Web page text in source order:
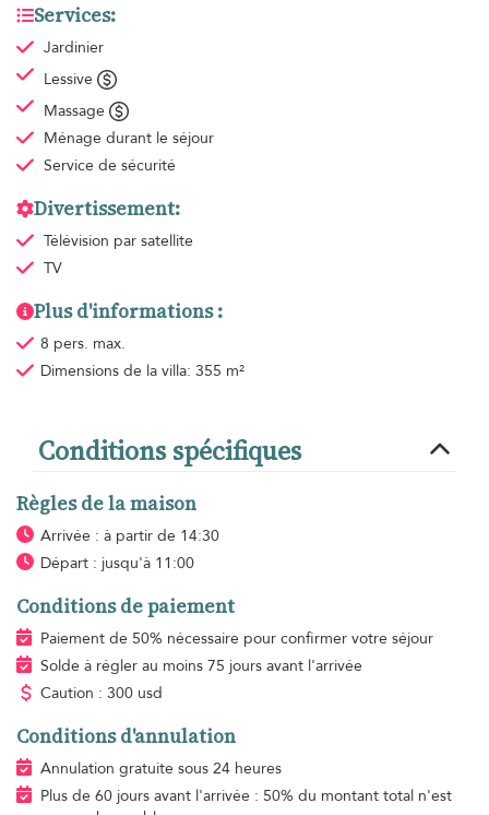
Services:
Jardinier
Lessive
Massage
Ménage durant le séjour
Service de sécurité
Divertissement:
Télévision par satellite
TV
Plus d'informations :
8 pers. max.
Dimensions de la villa: 355 m²
Conditions spécifiques
Règles de la maison
Arrivée : à partir de 14:30
Départ : jusqu'à 11:00
Conditions de paiement
Paiement de 50% nécessaire pour confirmer votre séjour
Solde à régler au moins 75 jours avant l'arrivée
Caution : 300 usd
Conditions d'annulation
Annulation gratuite sous 24 heures
Plus de 60 jours avant l'arrivée : 50% du montant total n'est